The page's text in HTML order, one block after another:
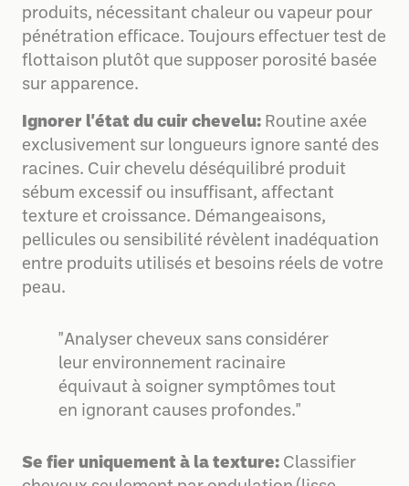
produits, nécessitant chaleur ou vapeur pour
pénétration efficace. Toujours effectuer test de
flottaison plutôt que supposer porosité basée
sur apparence.
Ignorer l'état du cuir chevelu: Routine axée
exclusivement sur longueurs ignore santé des
racines. Cuir chevelu déséquilibré produit
sébum excessif ou insuffisant, affectant
texture et croissance. Démangeaisons,
pellicules ou sensibilité révèlent inadéquation
entre produits utilisés et besoins réels de votre
peau.
"Analyser cheveux sans considérer
leur environnement racinaire
équivaut à soigner symptômes tout
en ignorant causes profondes."
Se fier uniquement à la texture: Classifier